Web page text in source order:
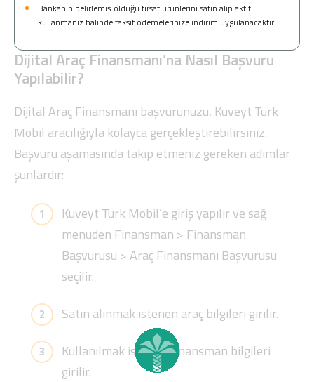
Bankanın belirlemiş olduğu fırsat ürünlerini satın alıp aktif
kullanmanız halinde taksit ödemelerinize indirim uygulanacaktır.
Dijital Araç Finansmanı’na Nasıl Başvuru
Yapılabilir?
Dijital Araç Finansmanı başvurunuzu, Kuveyt Türk
Mobil aracılığıyla kolayca gerçekleştirebilirsiniz.
Başvuru aşamasında takip etmeniz gereken adımlar
şunlardır:
Kuveyt Türk Mobil’e giriş yapılır ve sağ
menüden Finansman > Finansman
Başvurusu > Araç Finansmanı Başvurusu
seçilir.
Satın alınmak istenen araç bilgileri girilir.
Kullanılmak istenen finansman bilgileri
girilir.